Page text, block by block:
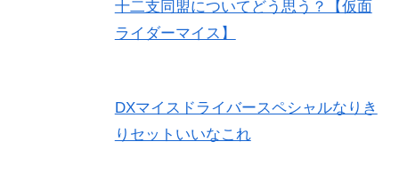
十二支同盟についてどう思う？【仮面
ライダーマイス】
DXマイスドライバースペシャルなりき
りセットいいなこれ